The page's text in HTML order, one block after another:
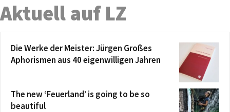
Aktuell auf LZ
Die Werke der Meister: Jürgen Großes
Aphorismen aus 40 eigenwilligen Jahren
The new ‘Feuerland’ is going to be so
beautiful